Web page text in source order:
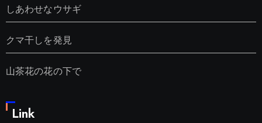
しあわせなウサギ
クマ干しを発見
山茶花の花の下で
Link